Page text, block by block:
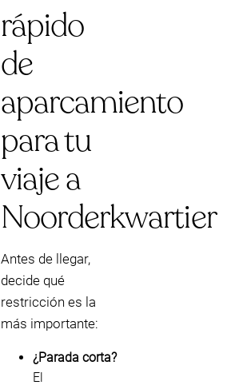
rápido
de
aparcamiento
para tu
viaje a
Noorderkwartier
Antes de llegar,
decide qué
restricción es la
más importante:
¿Parada corta?
El